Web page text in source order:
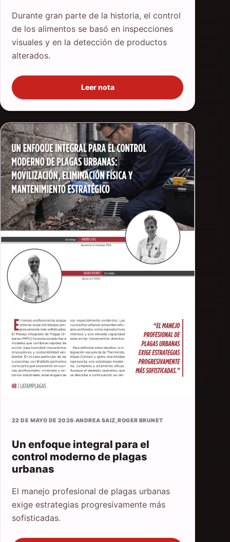
Durante gran parte de la historia, el control
de los alimentos se basó en inspecciones
visuales y en la detección de productos
alterados.
Leer nota
22 DE MAYO DE 2026·ANDREA SAIZ,ROGER BRUNET
Un enfoque integral para el
control moderno de plagas
urbanas
El manejo profesional de plagas urbanas
exige estrategias progresivamente más
sofisticadas.